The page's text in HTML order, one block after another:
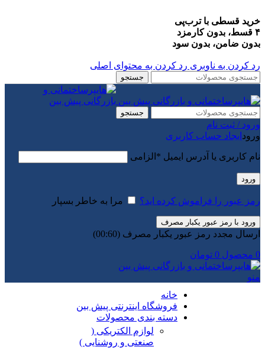
خرید قسطی با ترب‌پی
۴ قسط، بدون کارمزد
بدون ضامن، بدون سود
رد کردن به ناوبری رد کردن به محتوای اصلی
جستجو
جستجو
ورود / ثبت نام
ورود ایجاد حساب کاربری
نام کاربری یا آدرس ایمیل * الزامی
ورود
رمز عبور را فراموش کرده اید؟ مرا به خاطر بسپار
ورود با رمز عبور یکبار مصرف
ارسال مجدد رمز عبور یکبار مصرف (00:
60
)
0 محصول 0 تومان
منو
خانه
فروشگاه اینترنتی پیش بین
دسته بندی محصولات
لوازم الکتریکی (
صنعتی و روشنایی )